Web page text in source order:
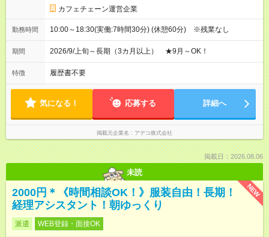
カフェチェーン運営企業
勤務時間 10:00～18:30(実働:7時間30分) (休憩60分) ※残業なし
期間 2026/9/上旬～長期（3カ月以上） ★9月～OK！
特徴 履歴書不要
気になる！ 応募する 詳細へ
掲載元企業名 アデコ株式会社
掲載日：2026.08.06
未読
NEW
2000円＊《時間相談OK！》服装自由！長期！
経理アシスタント！朝ゆっくり
派遣 WEB登録・面接OK